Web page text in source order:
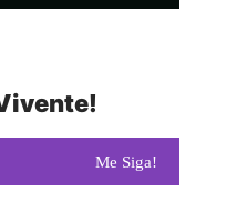
Me Siga!